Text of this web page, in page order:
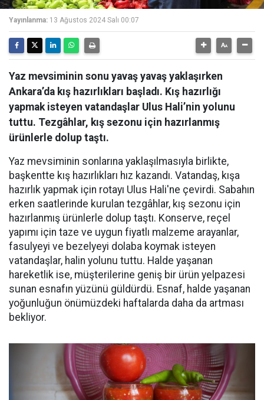
Yayınlanma: 13 Ağustos 2024 Salı 00:07
Yaz mevsiminin sonu yavaş yavaş yaklaşırken
Ankara’da kış hazırlıkları başladı. Kış hazırlığı
yapmak isteyen vatandaşlar Ulus Hali’nin yolunu
tuttu. Tezgâhlar, kış sezonu için hazırlanmış
ürünlerle dolup taştı.
Yaz mevsiminin sonlarına yaklaşılmasıyla birlikte,
başkentte kış hazırlıkları hız kazandı. Vatandaş, kışa
hazırlık yapmak için rotayı Ulus Hali'ne çevirdi. Sabahın
erken saatlerinde kurulan tezgâhlar, kış sezonu için
hazırlanmış ürünlerle dolup taştı. Konserve, reçel
yapımı için taze ve uygun fiyatlı malzeme arayanlar,
fasulyeyi ve bezelyeyi dolaba koymak isteyen
vatandaşlar, halin yolunu tuttu. Halde yaşanan
hareketlik ise, müşterilerine geniş bir ürün yelpazesi
sunan esnafın yüzünü güldürdü. Esnaf, halde yaşanan
yoğunluğun önümüzdeki haftalarda daha da artması
bekliyor.